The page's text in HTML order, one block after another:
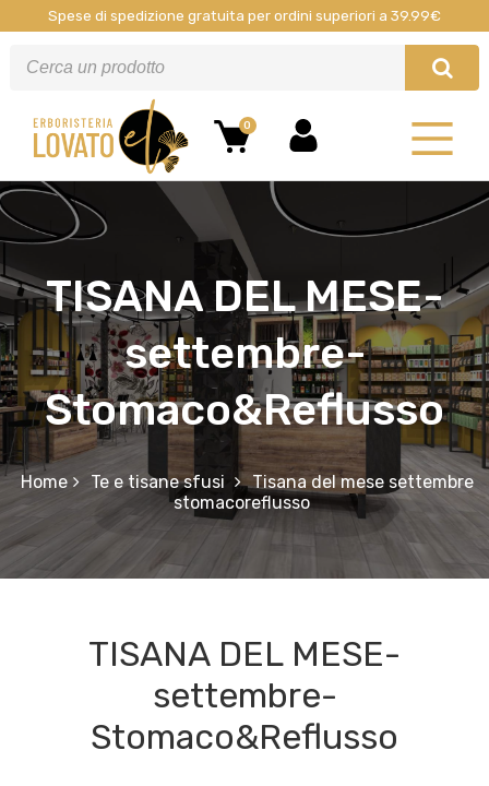
Spese di spedizione gratuita per ordini superiori a 39.99€
0
TISANA DEL MESE-
settembre-
Stomaco&Reflusso
Home Te e tisane sfusi
Tisana del mese settembre
stomacoreflusso
TISANA DEL MESE-
settembre-
Stomaco&Reflusso